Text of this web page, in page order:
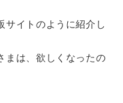
サイトのように紹介し
まは、欲しくなったの